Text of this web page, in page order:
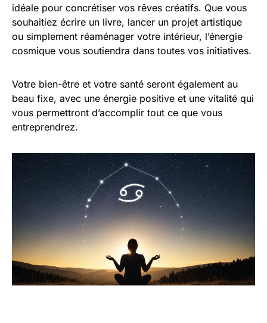
idéale pour concrétiser vos rêves créatifs. Que vous
souhaitiez écrire un livre, lancer un projet artistique
ou simplement réaménager votre intérieur, l’énergie
cosmique vous soutiendra dans toutes vos initiatives.
Votre bien-être et votre santé seront également au
beau fixe, avec une énergie positive et une vitalité qui
vous permettront d’accomplir tout ce que vous
entreprendrez.